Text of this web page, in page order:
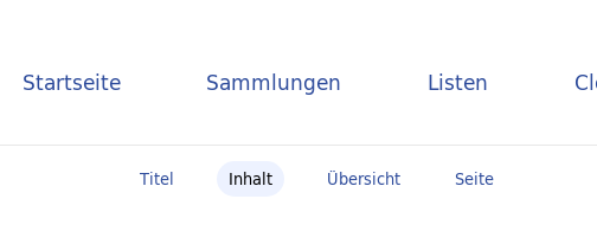
Startseite Sammlungen Listen
Titel Inhalt Übersicht Seite